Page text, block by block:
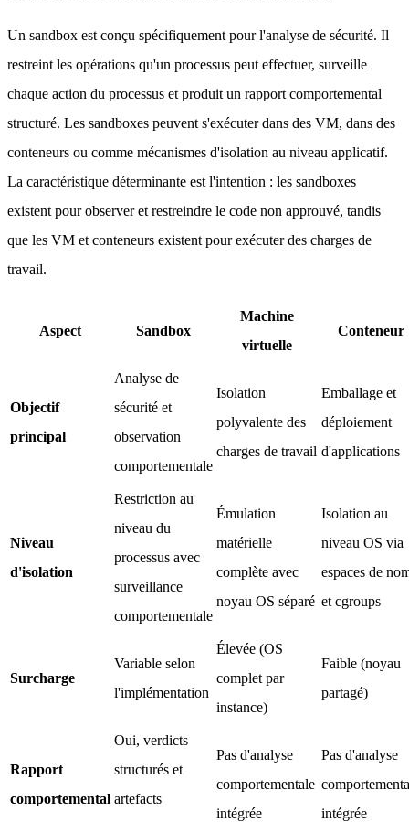
Un sandbox est conçu spécifiquement pour l'analyse de sécurité. Il
restreint les opérations qu'un processus peut effectuer, surveille
chaque action du processus et produit un rapport comportemental
structuré. Les sandboxes peuvent s'exécuter dans des VM, dans des
conteneurs ou comme mécanismes d'isolation au niveau applicatif.
La caractéristique déterminante est l'intention : les sandboxes
existent pour observer et restreindre le code non approuvé, tandis
que les VM et conteneurs existent pour exécuter des charges de
travail.
Aspect Sandbox
Machine
virtuelle
Conteneur
Objectif
principal
Analyse de
sécurité et
observation
comportementale
Isolation
polyvalente des
charges de travail
Emballage et
déploiement
d'applications
Niveau
d'isolation
Restriction au
niveau du
processus avec
surveillance
comportementale
Émulation
matérielle
complète avec
noyau OS séparé
Isolation au
niveau OS via
espaces de
et cgroups
Surcharge
Variable selon
l'implémentation
Élevée (OS
complet par
instance)
Faible (noyau
partagé)
Rapport
comportemental
Oui, verdicts
structurés et
artefacts
Pas d'analyse
comportementale
intégrée
Pas d'analyse
intégrée